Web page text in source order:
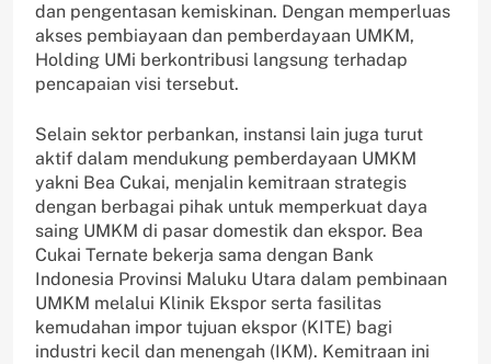
dan pengentasan kemiskinan. Dengan memperluas
akses pembiayaan dan pemberdayaan UMKM,
Holding UMi berkontribusi langsung terhadap
pencapaian visi tersebut.
Selain sektor perbankan, instansi lain juga turut
aktif dalam mendukung pemberdayaan UMKM
yakni Bea Cukai, menjalin kemitraan strategis
dengan berbagai pihak untuk memperkuat daya
saing UMKM di pasar domestik dan ekspor. Bea
Cukai Ternate bekerja sama dengan Bank
Indonesia Provinsi Maluku Utara dalam pembinaan
UMKM melalui Klinik Ekspor serta fasilitas
kemudahan impor tujuan ekspor (KITE) bagi
industri kecil dan menengah (IKM). Kemitraan ini